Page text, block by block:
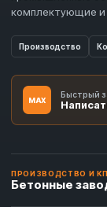
комплектующие и
Производство
MAX
Быстрый
ПРОИЗВОДСТВО И КП
Бетонные